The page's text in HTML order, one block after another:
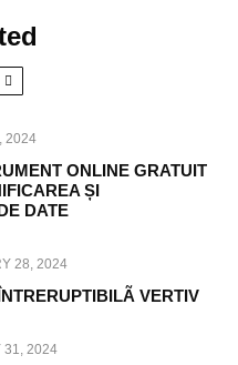
2024
ONLINE GRATUIT
ȘI
DATE
28, 2024
VERTIV
31, 2024